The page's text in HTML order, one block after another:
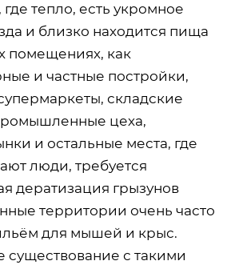
тепло, есть укромное
и близко находится пища
помещениях, как
и частные постройки,
складские
цеха,
и остальные места, где
люди, требуется
дератизация грызунов
территории очень часто
для мышей и крыс.
с такими